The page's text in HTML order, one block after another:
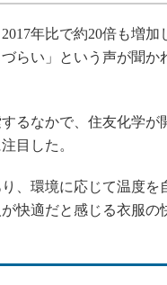
年比で約20倍も増加
らい」という声が聞か
るなかで、住友化学が
目した。
、環境に応じて温度を
快適だと感じる衣服の